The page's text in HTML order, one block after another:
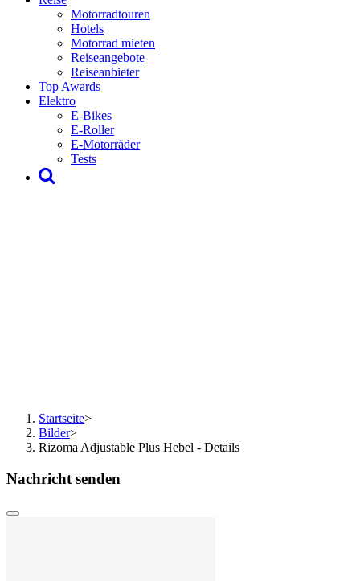
Motorradtouren
Hotels
Motorrad mieten
Reiseangebote
Reiseanbieter
Top Awards
Elektro
E-Bikes
E-Roller
E-Motorräder
Tests
Startseite>
Bilder>
Rizoma Adjustable Plus Hebel - Details
Nachricht senden